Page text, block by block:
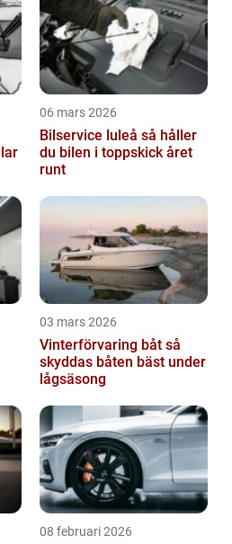
06 mars 2026
Bilservice luleå så håller
du bilen i toppskick året
runt
03 mars 2026
Vinterförvaring båt så
skyddas båten bäst under
lågsäsong
08 februari 2026